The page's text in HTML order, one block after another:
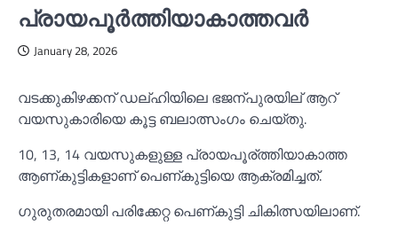
പ്രായപൂര്‍ത്തിയാകാത്തവര്‍‌
January 28, 2026
വടക്കുകിഴക്കന് ഡല്ഹിയിലെ ഭജന്പുരയില് ആറ്
വയസുകാരിയെ കൂട്ട ബലാത്സംഗം ചെയ്തു.
10, 13, 14 വയസുകളുള്ള പ്രായപൂര്ത്തിയാകാത്ത
ആണ്കുട്ടികളാണ് പെണ്കുട്ടിയെ ആക്രമിച്ചത്.
ഗുരുതരമായി പരിക്കേറ്റ പെണ്കുട്ടി ചികിത്സയിലാണ്.